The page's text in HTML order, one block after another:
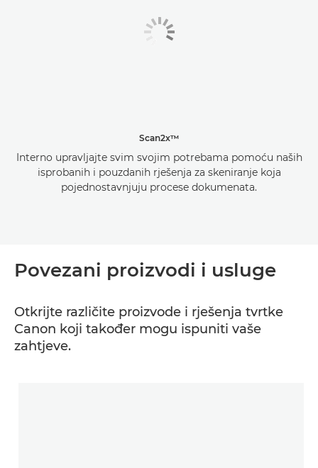
Scan2x™
Interno upravljajte svim svojim potrebama pomoću naših
isprobanih i pouzdanih rješenja za skeniranje koja
pojednostavnjuju procese dokumenata.
Povezani proizvodi i usluge
Otkrijte različite proizvode i rješenja tvrtke
Canon koji također mogu ispuniti vaše
zahtjeve.